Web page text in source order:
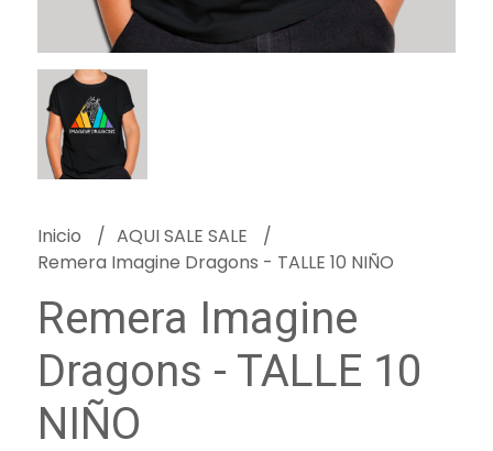
Inicio
AQUI SALE SALE
Remera Imagine Dragons - TALLE 10 NIÑO
Remera Imagine
Dragons - TALLE 10
NIÑO